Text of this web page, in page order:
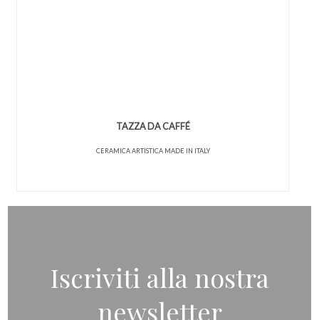
TAZZA DA CAFFÉ
CERAMICA ARTISTICA MADE IN ITALY
Iscriviti alla nostra
newsletter